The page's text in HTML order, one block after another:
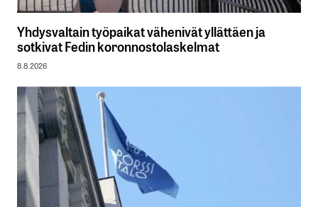
Yhdysvaltain työpaikat vähenivät yllättäen ja
sotkivat Fedin koronnostolaskelmat
8.8.2026